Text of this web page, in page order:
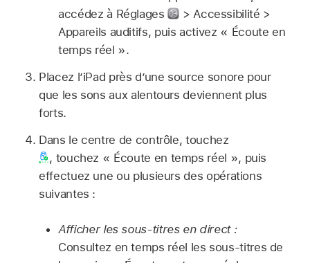
accédez à Réglages
> Accessibilité >
Appareils auditifs, puis activez « Écoute en
temps réel ».
Placez l’iPad près d’une source sonore pour
que les sons aux alentours deviennent plus
forts.
Dans le centre de contrôle, touchez
, touchez « Écoute en temps réel », puis
effectuez une ou plusieurs des opérations
suivantes :
Afficher les sous-titres en direct :
Consultez en temps réel les sous-titres de